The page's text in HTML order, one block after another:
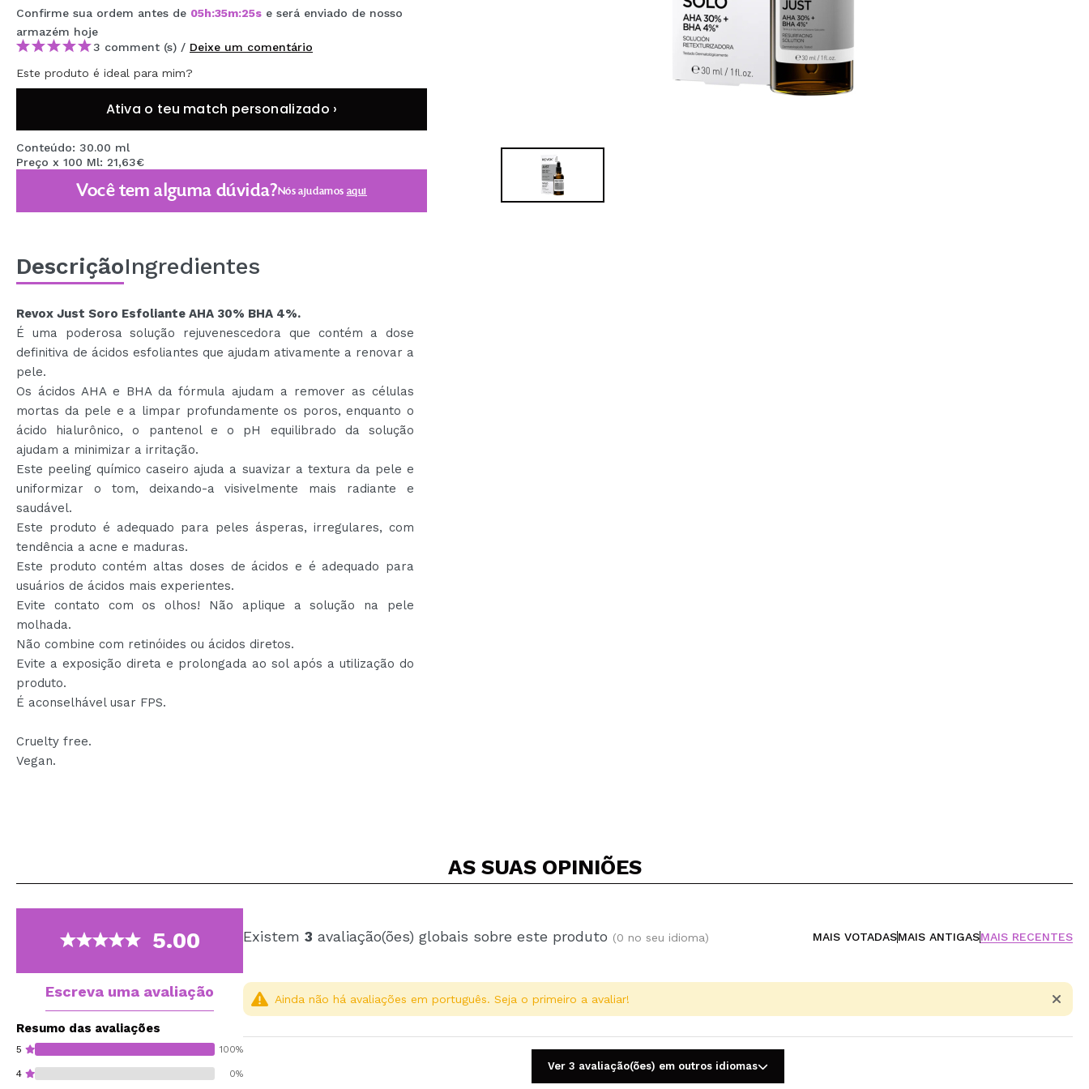
MAQUIFARMA
KOREA ZONE
TRAVEL SIZE
DESCONTOS
OUTLET
EM BREVE
CRIAR CONTA
Confirme sua ordem antes de 05h:35m:25s e será enviado de nosso
armazém hoje
3 comment (s) / Deixe um comentário
Este produto é ideal para mim?
Ativa o teu match personalizado ›
Conteúdo: 30.00 ml
Preço x 100 Ml: 21,63€
Você tem alguma dúvida?Nós ajudamos aqui
DescriçãoIngredientes
Revox Just Soro Esfoliante AHA 30% BHA 4%.
É uma poderosa solução rejuvenescedora que contém a dose
definitiva de ácidos esfoliantes que ajudam ativamente a renovar a
pele.
Os ácidos AHA e BHA da fórmula ajudam a remover as células
mortas da pele e a limpar profundamente os poros, enquanto o
ácido hialurônico, o pantenol e o pH equilibrado da solução
ajudam a minimizar a irritação.
Este peeling químico caseiro ajuda a suavizar a textura da pele e
uniformizar o tom, deixando-a visivelmente mais radiante e
saudável.
Este produto é adequado para peles ásperas, irregulares, com
tendência a acne e maduras.
Este produto contém altas doses de ácidos e é adequado para
usuários de ácidos mais experientes.
Evite contato com os olhos! Não aplique a solução na pele
molhada.
Não combine com retinóides ou ácidos diretos.
Evite a exposição direta e prolongada ao sol após a utilização do
produto.
É aconselhável usar FPS.
Cruelty free.
Vegan.
AS SUAS OPINIÕES
5.00
Escreva uma avaliação
Resumo das avaliações
5 100%
4 0%
Existem 3 avaliação(ões) globais sobre este produto (0 no seu idioma) MAIS VOTADASMAIS ANTIGASMAIS RECENTES
Ainda não há avaliações em português. Seja o primeiro a avaliar!
Ver 3 avaliação(ões) em outros idiomas